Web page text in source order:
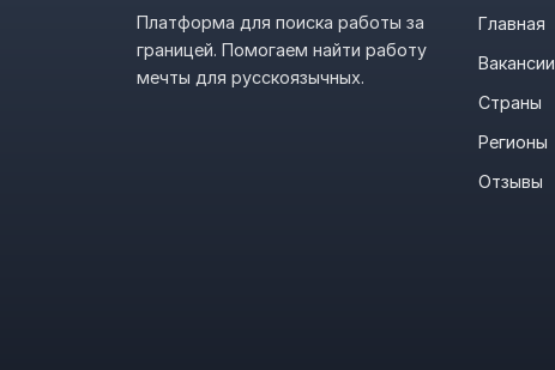
Платформа для поиска работы за
границей. Помогаем найти работу
мечты для русскоязычных.
Главная
Вакансии
Страны
Регионы
Отзывы